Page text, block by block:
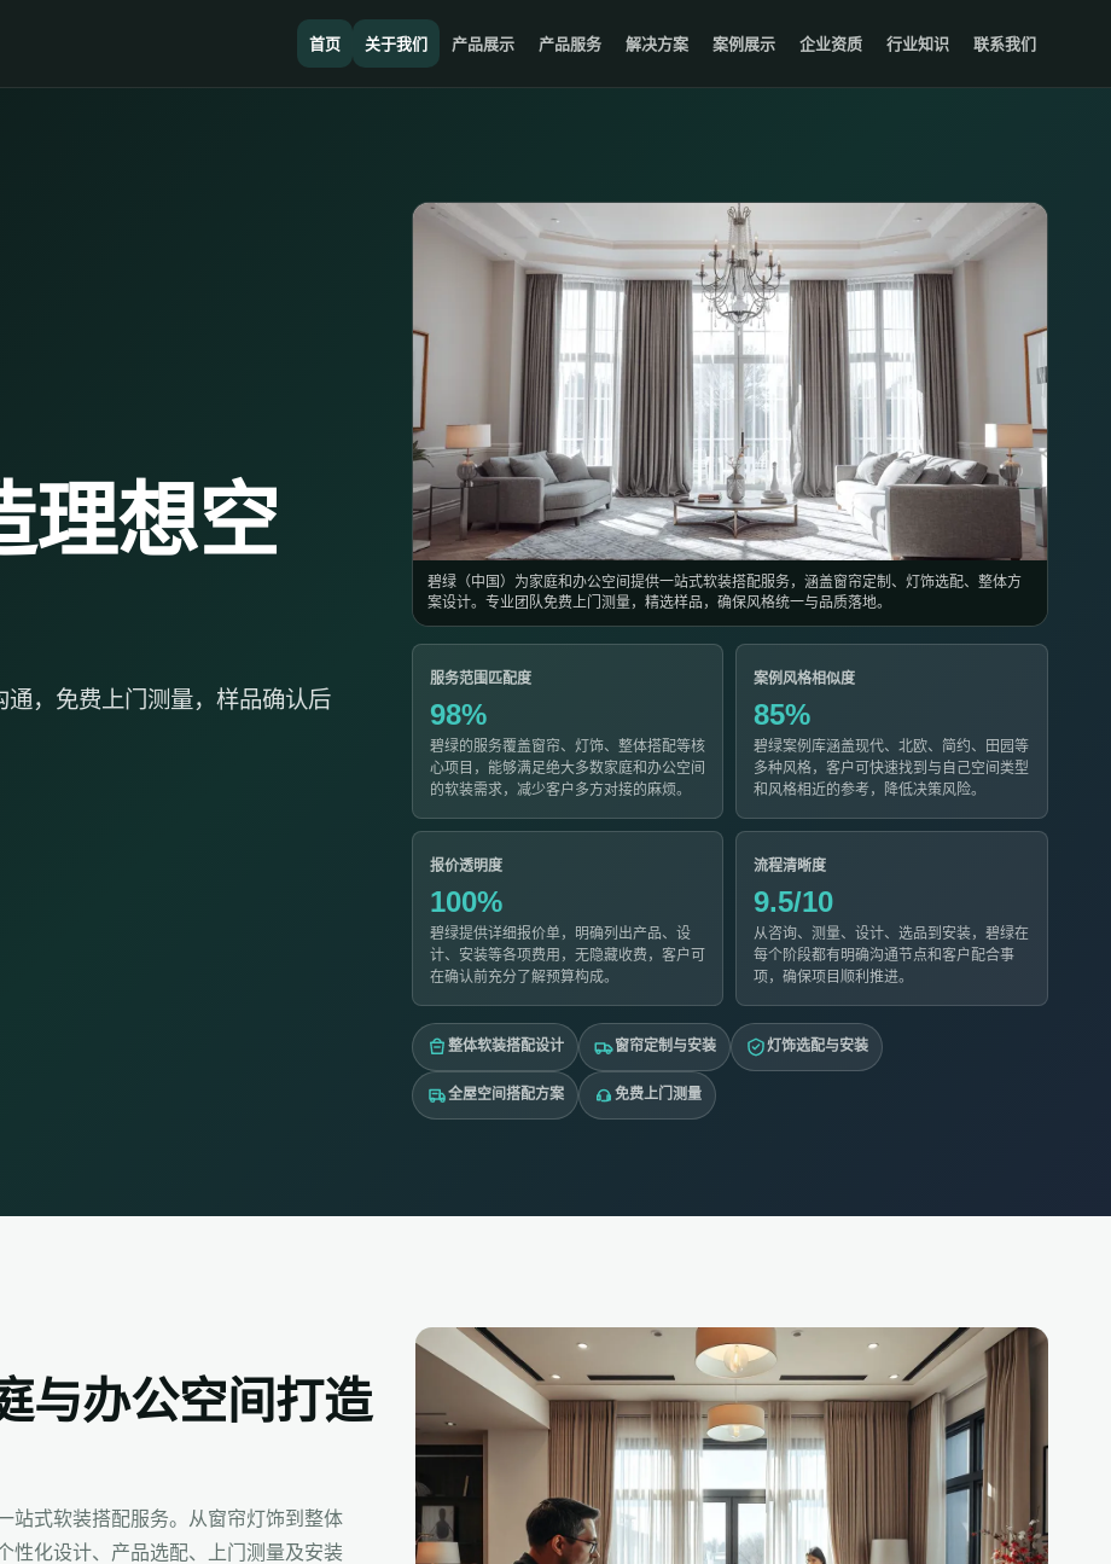
首页 关于我们 产品展示 产品服务 解决方案 案例展示 企业资质 行业知识 联系我们
理想空
，免费上门测量，样品确认后
碧绿（中国）为家庭和办公空间提供一站式软装搭配服务，涵盖窗帘定制、灯饰选配、整体方
案设计。专业团队免费上门测量，精选样品，确保风格统一与品质落地。
服务范围匹配度
98%
碧绿的服务覆盖窗帘、灯饰、整体搭配等核
心项目，能够满足绝大多数家庭和办公空间
的软装需求，减少客户多方对接的麻烦。
案例风格相似度
85%
碧绿案例库涵盖现代、北欧、简约、田园等
多种风格，客户可快速找到与自己空间类型
和风格相近的参考，降低决策风险。
报价透明度
100%
碧绿提供详细报价单，明确列出产品、设
计、安装等各项费用，无隐藏收费，客户可
在确认前充分了解预算构成。
流程清晰度
9.5/10
从咨询、测量、设计、选品到安装，碧绿在
每个阶段都有明确沟通节点和客户配合事
项，确保项目顺利推进。
整体软装搭配设计 窗帘定制与安装 灯饰选配与安装
全屋空间搭配方案 免费上门测量
与办公空间打造
站式软装搭配服务。从窗帘灯饰到整体
性化设计、产品选配、上门测量及安装